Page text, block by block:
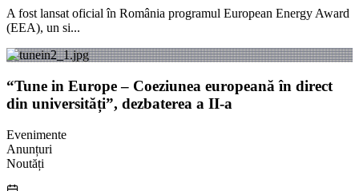
A fost lansat oficial în România programul European Energy Award
(EEA), un si...
“Tune in Europe – Coeziunea europeană în direct
din universități”, dezbaterea a II-a
Evenimente
Anunțuri
Noutăți